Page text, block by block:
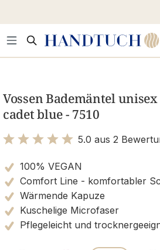
Vossen Bademäntel
cadet blue - 7510
5.0 aus 2
100% VEGAN
Comfort Line - komfortabler
Wärmende Kapuze
Kuschelige Microfaser
Pflegeleicht und